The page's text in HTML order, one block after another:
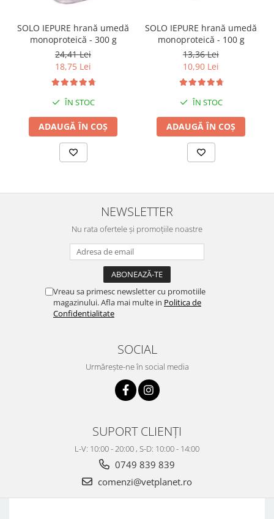
SOLO IEPURE hrană umedă
monoproteică - 300 g
24,41 Lei
18,75 Lei
ÎN STOC
ADAUGĂ ÎN COȘ
SOLO IEPURE hrană umedă
monoproteică - 100 g
13,36 Lei
10,90 Lei
ÎN STOC
ADAUGĂ ÎN COȘ
NEWSLETTER
Nu rata ofertele și promoțiile noastre
Vreau sa primesc newsletter cu promotiile
magazinului. Afla mai multe in Politica de
Confidentialitate
SOCIAL
Urmărește-ne în social media
SUPORT CLIENȚI
L-V: 10:00 - 20:00 , S-D: 10:00 - 14:00
0749 839 839
comenzi@vetplanet.ro